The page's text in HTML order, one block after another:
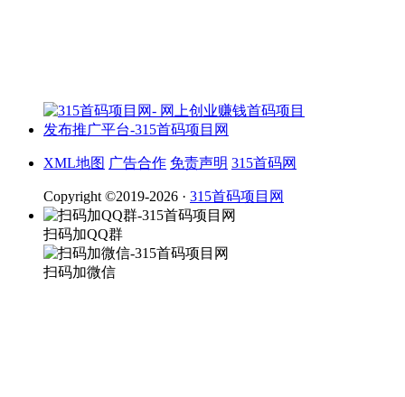
XML地图 广告合作 免责声明 315首码网
Copyright ©2019-2026 · 315首码项目网
扫码加QQ群
扫码加微信